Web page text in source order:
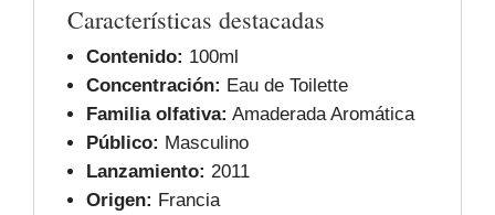
Características destacadas
Contenido: 100ml
Concentración: Eau de Toilette
Familia olfativa: Amaderada Aromática
Público: Masculino
Lanzamiento: 2011
Origen: Francia